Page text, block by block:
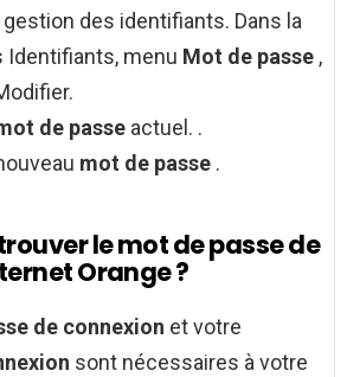
des identifiants. Dans la
Identifiants, menu Mot de passe ,
de passe actuel. .
mot de passe .
le mot de passe de
Orange ?
de connexion et votre
sont nécessaires à votre